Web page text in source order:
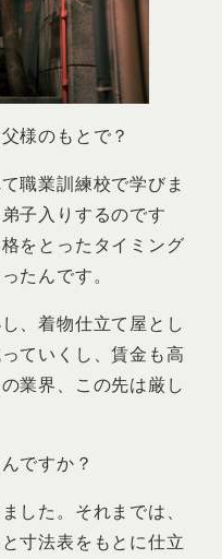
様のもとで？
職業訓練校で学びま
子入りするのです
をとったタイミング
たんです。
、着物仕立て屋とし
ていくし、賃金も高
業界、この先は厳し
ですか？
した。それまでは、
寸法表をもとに仕立